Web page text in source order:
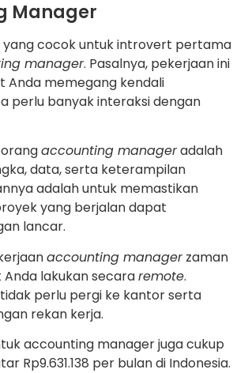
Manager
yang cocok untuk introvert pertama
manager. Pasalnya, pekerjaan ini
Anda memegang kendali
perlu banyak interaksi dengan
accounting manageradalah
data, serta keterampilan
adalah untuk memastikan
yang berjalan dapat
lancar.
accounting managerzaman
lakukan secararemote.
tidak perlu pergi ke kantor serta
rekan kerja.
accounting manager juga cukup
Rp9.631.138 per bulan di Indonesia.